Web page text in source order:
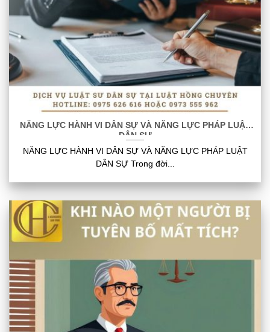
NĂNG LỰC HÀNH VI DÂN SỰ VÀ NĂNG LỰC PHÁP LUẬT
DÂN SỰ
NĂNG LỰC HÀNH VI DÂN SỰ VÀ NĂNG LỰC PHÁP LUẬT
DÂN SỰ Trong đời...